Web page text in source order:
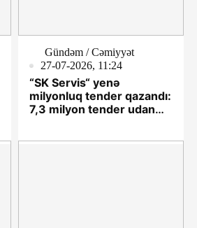
Gündəm / Cəmiyyət
27-07-2026, 11:24
“SK Servis“ yenə
milyonluq tender qazandı:
7,3 milyon tender udan